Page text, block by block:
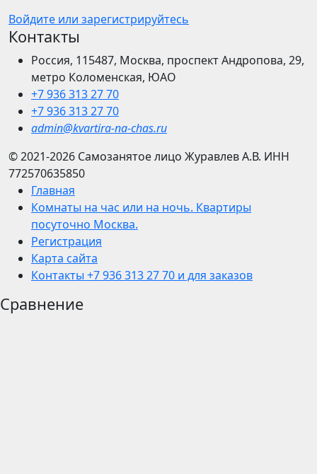
Войдите или зарегистрируйтесь
Контакты
Россия, 115487, Москва, проспект Андропова, 29,
метро Коломенская, ЮАО
+7 936 313 27 70
+7 936 313 27 70
admin@kvartira-na-chas.ru
© 2021-2026 Самозанятое лицо Журавлев А.В. ИНН
772570635850
Главная
Комнаты на час или на ночь. Квартиры
посуточно Москва.
Регистрация
Карта сайта
Контакты +7 936 313 27 70 и для заказов
Сравнение